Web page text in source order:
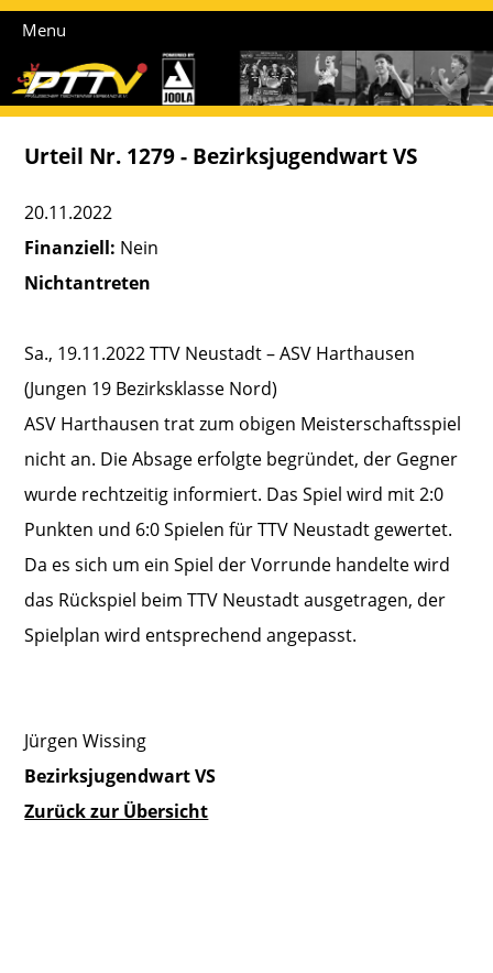
Menu
Urteil Nr. 1279 - Bezirksjugendwart VS
20.11.2022
Finanziell: Nein
Nichtantreten
Sa., 19.11.2022 TTV Neustadt – ASV Harthausen
(Jungen 19 Bezirksklasse Nord)
ASV Harthausen trat zum obigen Meisterschaftsspiel
nicht an. Die Absage erfolgte begründet, der Gegner
wurde rechtzeitig informiert. Das Spiel wird mit 2:0
Punkten und 6:0 Spielen für TTV Neustadt gewertet.
Da es sich um ein Spiel der Vorrunde handelte wird
das Rückspiel beim TTV Neustadt ausgetragen, der
Spielplan wird entsprechend angepasst.
Jürgen Wissing
Bezirksjugendwart VS
Zurück zur Übersicht